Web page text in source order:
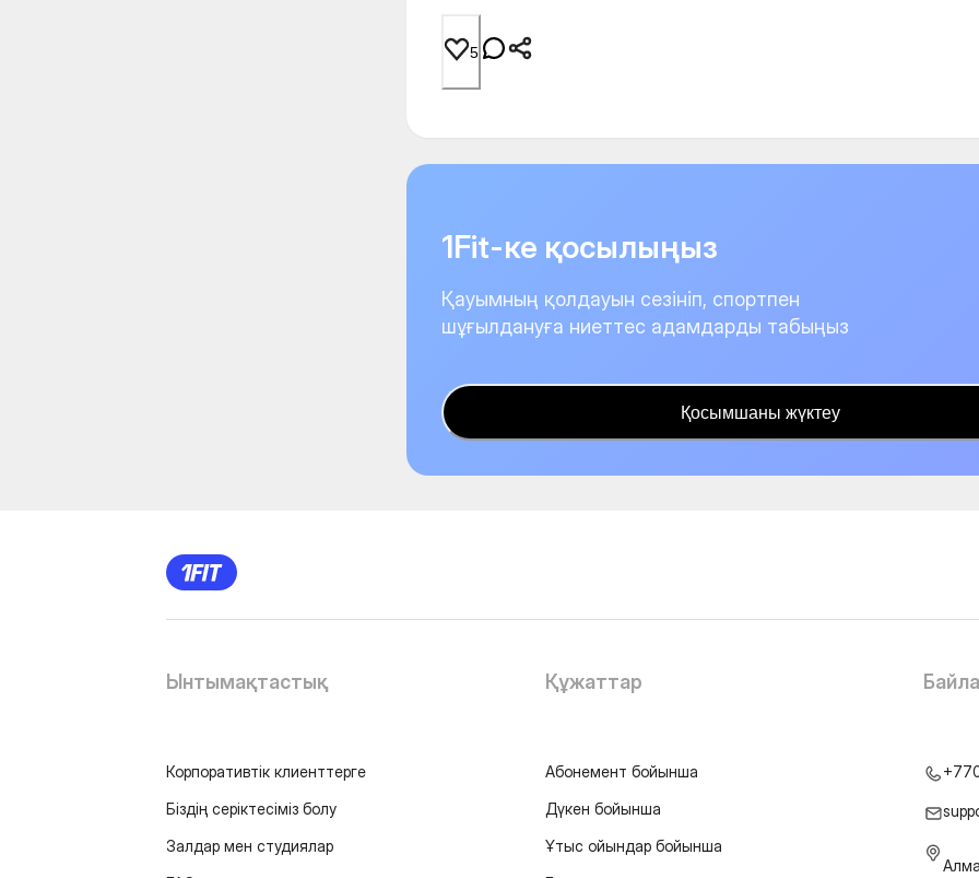
5
1Fit-ке қосылыңыз
Қауымның қолдауын сезініп, спортпен
шұғылдануға ниеттес адамдарды табыңыз
Қосымшаны жүктеу
Ынтымақтастық
Корпоративтік клиенттерге
Біздің серіктесіміз болу
Залдар мен студиялар
Құжаттар
Абонемент бойынша
Дүкен бойынша
Ұтыс ойындар бойынша